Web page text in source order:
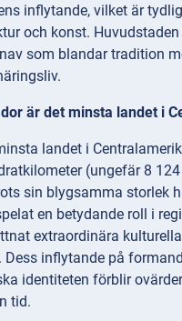
inflytande, vilket är
och konst.
som blandar tradition
är det minsta landet i
landet i
(ungefär 8 124
sin blygsamma storlek
en betydande roll i
extraordinära
inflytande på
identiteten förblir
tid.